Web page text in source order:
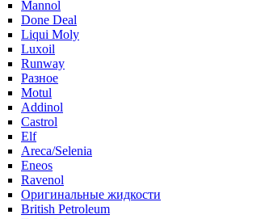
Mannol
Done Deal
Liqui Moly
Luxoil
Runway
Разное
Motul
Addinol
Castrol
Elf
Areca/Selenia
Eneos
Ravenol
Оригинальные жидкости
British Petroleum